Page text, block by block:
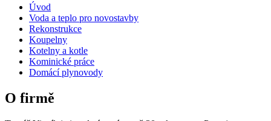
Úvod
Voda a teplo pro novostavby
Rekonstrukce
Koupelny
Kotelny a kotle
Kominické práce
Domácí plynovody
O firmě